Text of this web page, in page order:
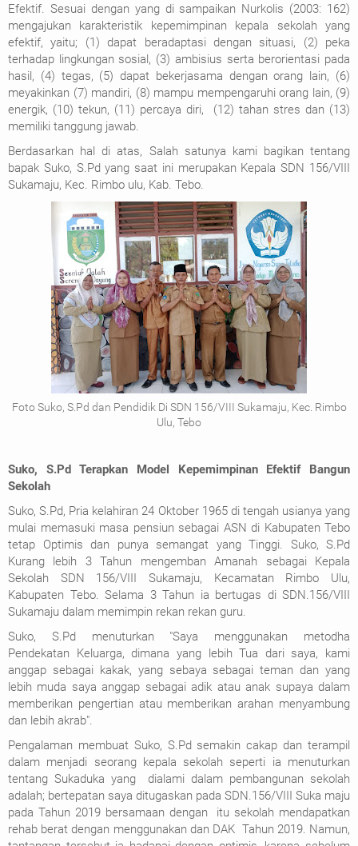
Efektif. Sesuai dengan yang di sampaikan Nurkolis (2003: 162)
mengajukan karakteristik kepemimpinan kepala sekolah yang
efektif, yaitu; (1) dapat beradaptasi dengan situasi, (2) peka
terhadap lingkungan sosial, (3) ambisius serta berorientasi pada
hasil, (4) tegas, (5) dapat bekerjasama dengan orang lain, (6)
meyakinkan (7) mandiri, (8) mampu mempengaruhi orang lain, (9)
energik, (10) tekun, (11) percaya diri, (12) tahan stres dan (13)
memiliki tanggung jawab.
Berdasarkan hal di atas, Salah satunya kami bagikan tentang
bapak Suko, S.Pd yang saat ini merupakan Kepala SDN 156/VIII
Sukamaju, Kec. Rimbo ulu, Kab. Tebo.
Foto Suko, S.Pd dan Pendidik Di SDN 156/VIII Sukamaju, Kec. Rimbo
Ulu, Tebo
Suko, S.Pd Terapkan Model Kepemimpinan Efektif Bangun
Sekolah
Suko, S.Pd, Pria kelahiran 24 Oktober 1965 di tengah usianya yang
mulai memasuki masa pensiun sebagai ASN di Kabupaten Tebo
tetap Optimis dan punya semangat yang Tinggi. Suko, S.Pd
Kurang lebih 3 Tahun mengemban Amanah sebagai Kepala
Sekolah SDN 156/VIII Sukamaju, Kecamatan Rimbo Ulu,
Kabupaten Tebo. Selama 3 Tahun ia bertugas di SDN.156/VIII
Sukamaju dalam memimpin rekan rekan guru.
Suko, S.Pd menuturkan "Saya menggunakan metodha
Pendekatan Keluarga, dimana yang lebih Tua dari saya, kami
anggap sebagai kakak, yang sebaya sebagai teman dan yang
lebih muda saya anggap sebagai adik atau anak supaya dalam
memberikan pengertian atau memberikan arahan menyambung
dan lebih akrab".
Pengalaman membuat Suko, S.Pd semakin cakap dan terampil
dalam menjadi seorang kepala sekolah seperti ia menuturkan
tentang Sukaduka yang dialami dalam pembangunan sekolah
adalah; bertepatan saya ditugaskan pada SDN.156/VIII Suka maju
pada Tahun 2019 bersamaan dengan itu sekolah mendapatkan
rehab berat dengan menggunakan dan DAK Tahun 2019. Namun,